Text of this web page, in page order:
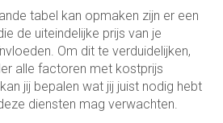
tabel kan opmaken zijn er een
de uiteindelijke prijs van je
Om dit te verduidelijken,
alle factoren met kostprijs
jij bepalen wat jij juist nodig hebt
diensten mag verwachten.